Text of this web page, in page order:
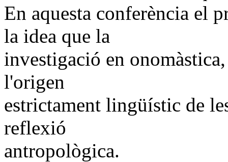
En aquesta conferència el
la idea que la
investigació en
l'origen
estrictament lingüístic de
reflexió
antropològica.